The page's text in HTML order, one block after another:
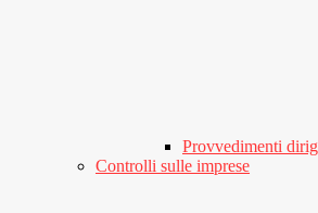
Provvedimenti
Controlli sulle imprese